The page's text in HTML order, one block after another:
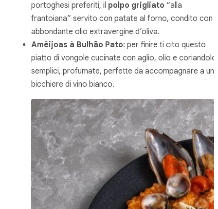
portoghesi preferiti, il polpo grigliato “alla
frantoiana” servito con patate al forno, condito con
abbondante olio extravergine d’oliva.
Amêijoas à Bulhão Pato: per finire ti cito questo
piatto di vongole cucinate con aglio, olio e coriandolo:
semplici, profumate, perfette da accompagnare a un
bicchiere di vino bianco.